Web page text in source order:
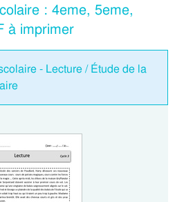
: 4eme, 5eme,
à imprimer
- Lecture / Étude de la